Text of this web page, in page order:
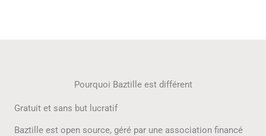
Pourquoi Baztille est différent
Gratuit et sans but lucratif
Baztille est open source, géré par une association financé